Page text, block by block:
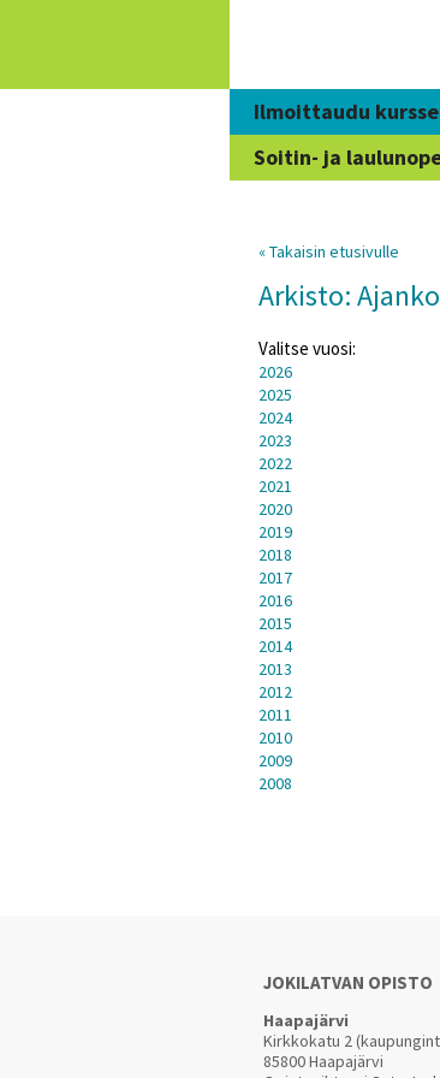
Ilmoittaudu
Soitin- ja
« Takaisin etusivulle
Arkisto:
Valitse vuosi:
2026
2025
2024
2023
2022
2021
2020
2019
2018
2017
2016
2015
2014
2013
2012
2011
2010
2009
2008
JOKILATVAN OPISTO
Haapajärvi
Kirkkokatu 2
85800 Haapajärvi